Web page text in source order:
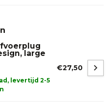
large
levertijd 2-5
€27,50